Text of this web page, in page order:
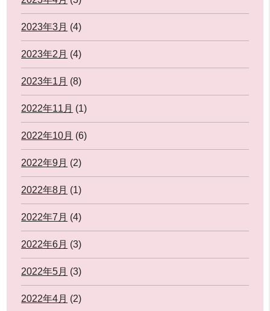
2023年3月 (4)
2023年2月 (4)
2023年1月 (8)
2022年11月 (1)
2022年10月 (6)
2022年9月 (2)
2022年8月 (1)
2022年7月 (4)
2022年6月 (3)
2022年5月 (3)
2022年4月 (2)